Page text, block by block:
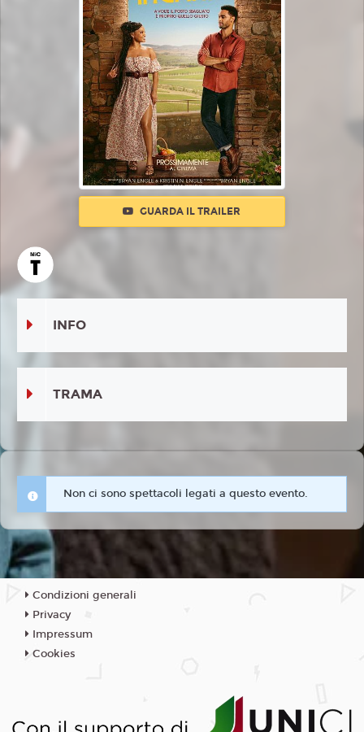
GUARDA IL TRAILER
INFO
TRAMA
Non ci sono spettacoli legati a questo evento.
Condizioni generali
Privacy
Impressum
Cookies